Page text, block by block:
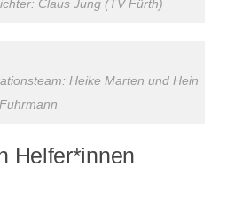
Claus Jung (TV Fürth)
Heike Marten und Hein
Fuhrmann
Helfer*innen